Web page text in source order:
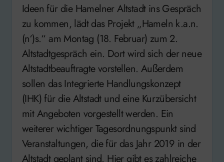
Ideen für die Hamelner Altstadt ins Gespräch
zu kommen, lädt das Projekt „Hameln k.a.n.
(n‘)s.“ am Montag (18. Februar) zum 2.
Altstadtgespräch ein. Dort wird sich der neue
Altstadtbeauftragte vorstellen. Außerdem
sollen das Integrierte Handlungskonzept
(IHK) für die Altstadt und eine Kurzübersicht
mit Angeboten vorgestellt werden. Ein
weiterer wichtiger Tagesordnungspunkt sind
Veranstaltungen, die für das Jahr 2019 in der
Altstadt geplant sind. Hier gibt es zahlreiche